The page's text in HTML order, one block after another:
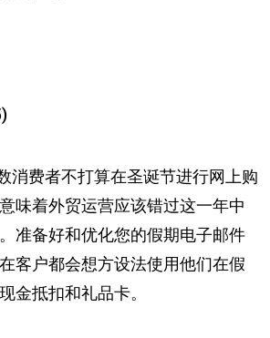
费者不打算在圣诞节进行网上购
味着外贸运营应该错过这一年中
准备好和优化您的假期电子邮件
客户都会想方设法使用他们在假
金抵扣和礼品卡。